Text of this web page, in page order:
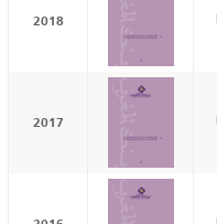
2018
2017